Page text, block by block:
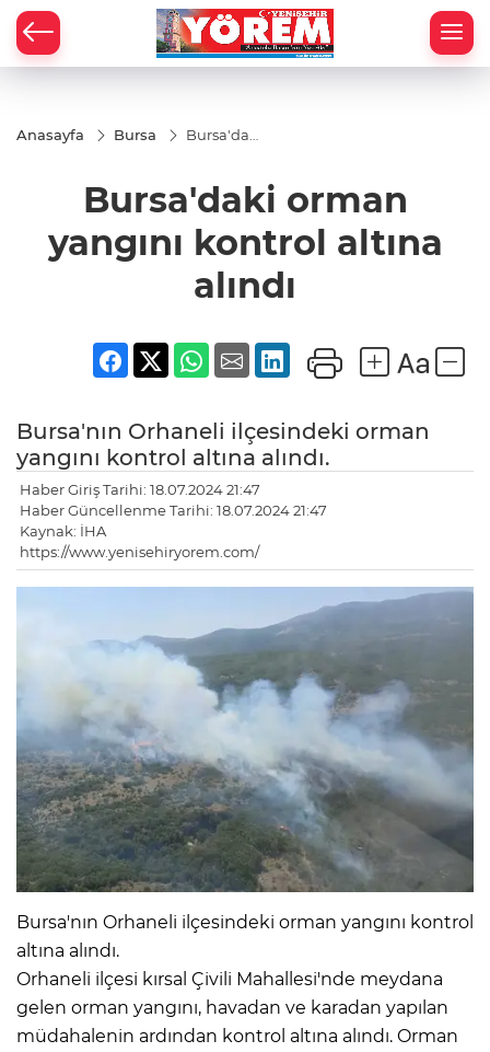
Anasayfa Bursa
Bursa'daki
kontrol
altına
Bursa'daki orman
yangını kontrol altına
alındı
Bursa'nın Orhaneli ilçesindeki orman
yangını kontrol altına alındı.
Haber Giriş Tarihi: 18.07.2024 21:47
Haber Güncellenme Tarihi: 18.07.2024 21:47
Kaynak: İHA
https://www.yenisehiryorem.com/
Bursa'nın Orhaneli ilçesindeki orman yangını kontrol
altına alındı.
Orhaneli ilçesi kırsal Çivili Mahallesi'nde meydana
gelen orman yangını, havadan ve karadan yapılan
müdahalenin ardından kontrol altına alındı. Orman